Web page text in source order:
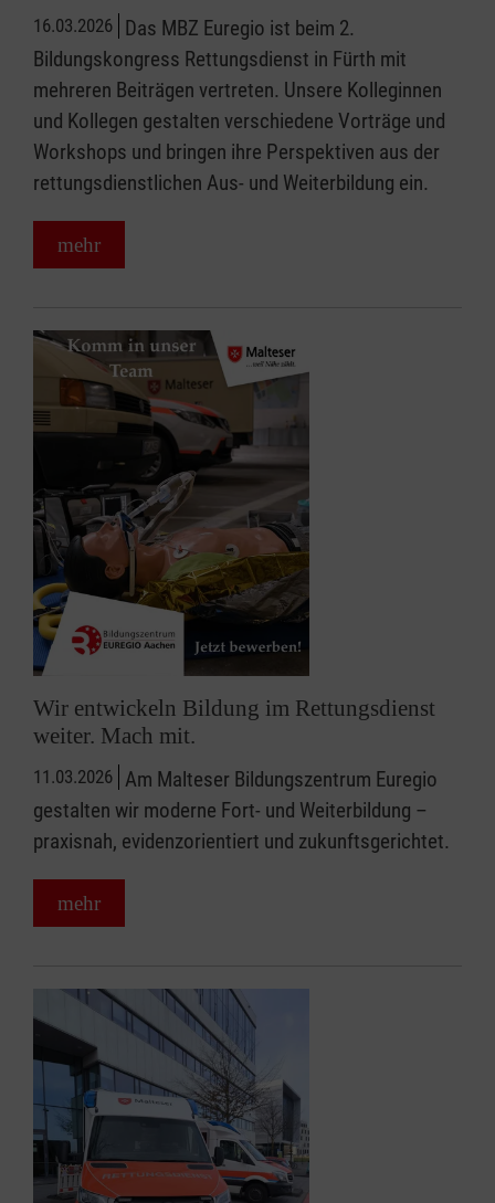
16.03.2026 Das MBZ Euregio ist beim 2.
Bildungskongress Rettungsdienst in Fürth mit
mehreren Beiträgen vertreten. Unsere Kolleginnen
und Kollegen gestalten verschiedene Vorträge und
Workshops und bringen ihre Perspektiven aus der
rettungsdienstlichen Aus- und Weiterbildung ein.
mehr
Wir entwickeln Bildung im Rettungsdienst
weiter. Mach mit.
11.03.2026 Am Malteser Bildungszentrum Euregio
gestalten wir moderne Fort- und Weiterbildung –
praxisnah, evidenzorientiert und zukunftsgerichtet.
mehr